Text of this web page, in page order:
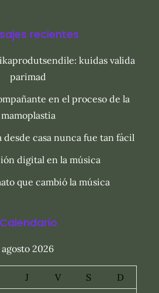
recientes
kuidas valida
parimad
en el proceso de la
mamoplastia
casa nunca fue tan fácil
digital en la música
que cambió la música
Calendario
agosto 2026
J V S
D